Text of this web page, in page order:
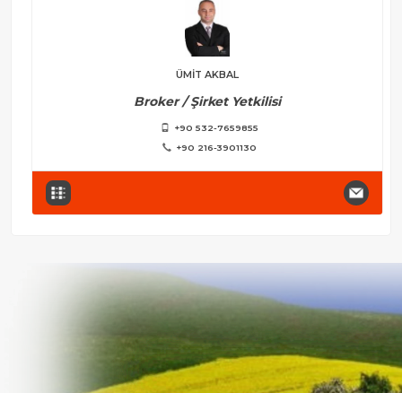
ÜMİT AKBAL
Broker / Şirket Yetkilisi
+90 532-7659855
+90 216-3901130